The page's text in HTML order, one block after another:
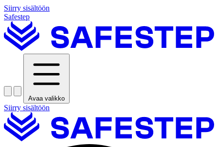
Siirry sisältöön
Safestep
Avaa valikko
Siirry sisältöön